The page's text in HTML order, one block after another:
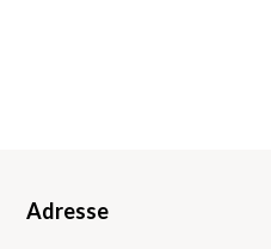
Footer
Adresse